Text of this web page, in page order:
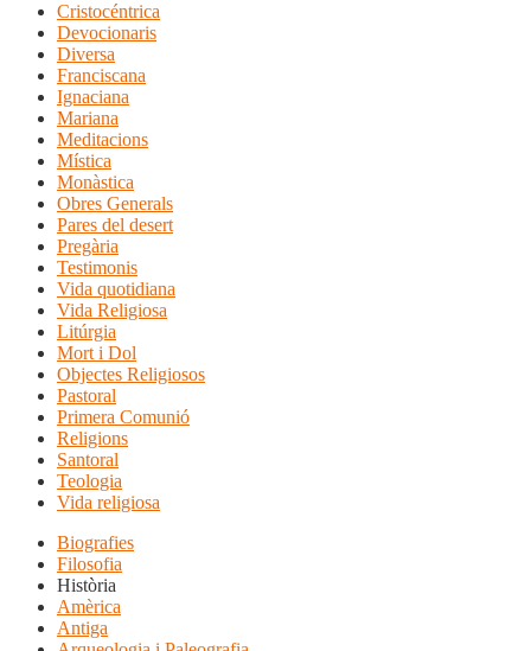
Cristocéntrica
Devocionaris
Diversa
Franciscana
Ignaciana
Mariana
Meditacions
Mística
Monàstica
Obres Generals
Pares del desert
Pregària
Testimonis
Vida quotidiana
Vida Religiosa
Litúrgia
Mort i Dol
Objectes Religiosos
Pastoral
Primera Comunió
Religions
Santoral
Teologia
Vida religiosa
Biografies
Filosofia
Història
Amèrica
Antiga